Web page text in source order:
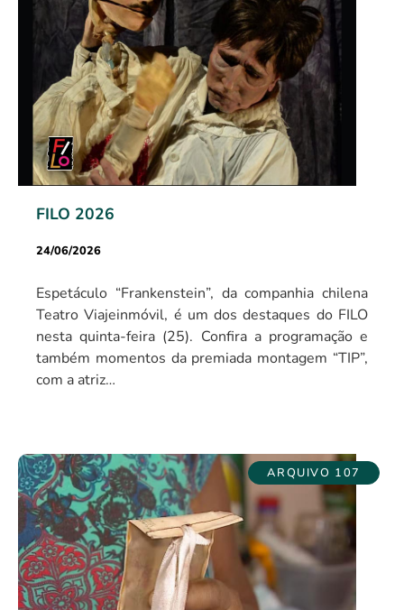
FILO 2026
24/06/2026
Espetáculo “Frankenstein”, da companhia chilena
Teatro Viajeinmóvil, é um dos destaques do FILO
nesta quinta-feira (25). Confira a programação e
também momentos da premiada montagem “TIP”,
com a atriz…
ARQUIVO 107